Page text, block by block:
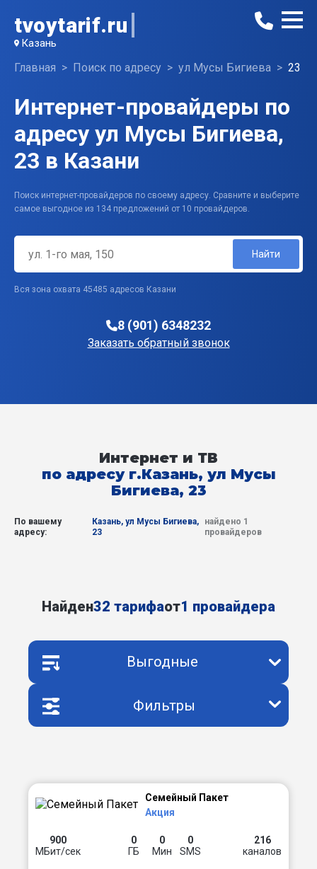
tvoytarif.ru
Казань
Главная Поиск по адресу ул Мусы Бигиева 23
Интернет-провайдеры по
адресу ул Мусы Бигиева,
23 в Казани
Поиск интернет-провайдеров по своему адресу. Сравните и выберите
самое выгодное из 134 предложений от 10 провайдеров.
Найти
Вся зона охвата 45485 адресов Казани
8 (901) 6348232
Заказать обратный звонок
Интернет и ТВ
по адресу г.Казань, ул Мусы
Бигиева, 23
По вашему
адресу:
Казань, ул Мусы Бигиева,
23
найдено 1
провайдеров
Найден32 тарифаот1 провайдера
Выгодные
Фильтры
Семейный Пакет
Акция
900
МБит/сек
0
ГБ
0
Мин
0
SMS
216
каналов